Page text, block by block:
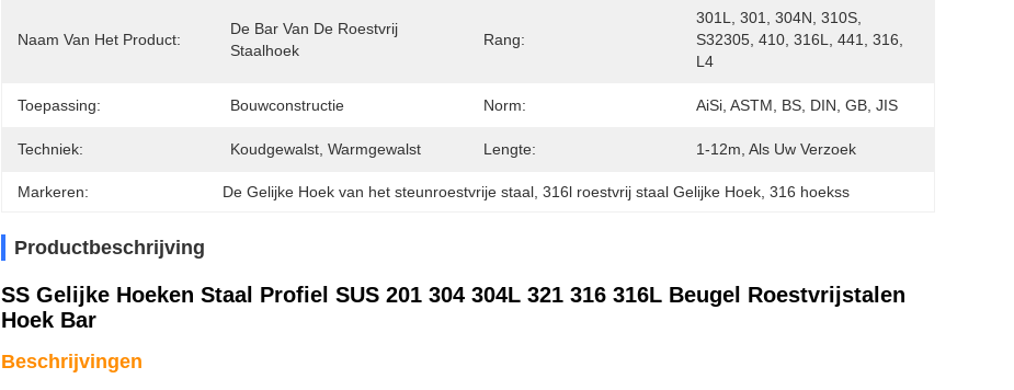
Naam Van Het Product:
De Bar Van De Roestvrij
Staalhoek
Rang:
301L, 301, 304N, 310S,
S32305, 410, 316L, 441, 316,
L4
Toepassing: Bouwconstructie Norm: AiSi, ASTM, BS, DIN, GB, JIS
Techniek: Koudgewalst, Warmgewalst Lengte: 1-12m, Als Uw Verzoek
Markeren: De Gelijke Hoek van het steunroestvrije staal , 316l roestvrij staal Gelijke Hoek , 316 hoekss
Productbeschrijving
SS Gelijke Hoeken Staal Profiel SUS 201 304 304L 321 316 316L Beugel Roestvrijstalen
Hoek Bar
Beschrijvingen